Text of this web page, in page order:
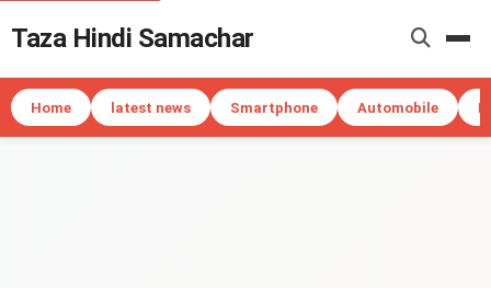
Taza Hindi Samachar
Home latest news Smartphone Automobile